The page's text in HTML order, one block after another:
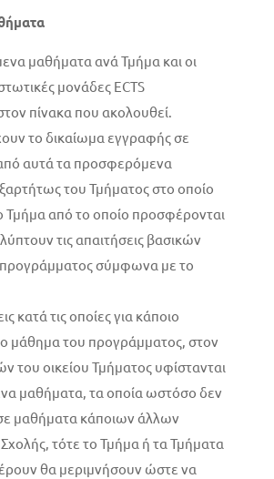
μαθήματα ανά Τμήμα και οι
μονάδες ECTS
πίνακα που ακολουθεί.
το δικαίωμα εγγραφής σε
αυτά τα προσφερόμενα
του Τμήματος στο οποίο
Τμήμα από το οποίο προσφέρονται
τις απαιτήσεις βασικών
σύμφωνα με το
κατά τις οποίες για κάποιο
μάθημα του προγράμματος, στον
του οικείου Τμήματος υφίστανται
μαθήματα, τα οποία ωστόσο δεν
μαθήματα κάποιων άλλων
τότε το Τμήμα ή τα Τμήματα
θα μεριμνήσουν ώστε να